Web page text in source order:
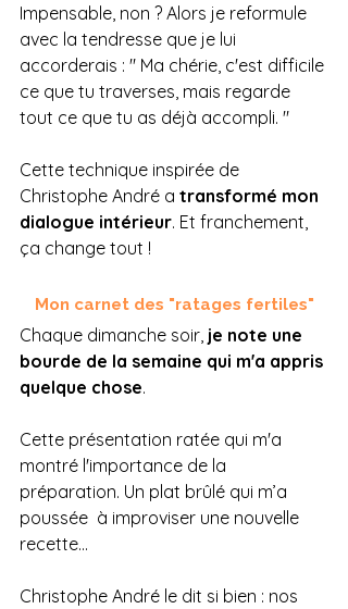
Impensable, non ? Alors je reformule
avec la tendresse que je lui
accorderais : " Ma chérie, c'est difficile
ce que tu traverses, mais regarde
tout ce que tu as déjà accompli. "
Cette technique inspirée de
Christophe André a transformé mon
dialogue intérieur. Et franchement,
ça change tout !
Mon carnet des "ratages fertiles"
Chaque dimanche soir, je note une
bourde de la semaine qui m'a appris
quelque chose.
Cette présentation ratée qui m'a
montré l'importance de la
préparation. Un plat brûlé qui m’a
poussée  à improviser une nouvelle
recette...
Christophe André le dit si bien : nos